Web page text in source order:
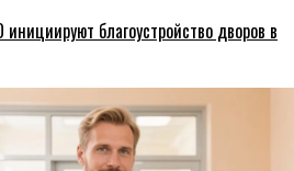
благоустройство дворов в